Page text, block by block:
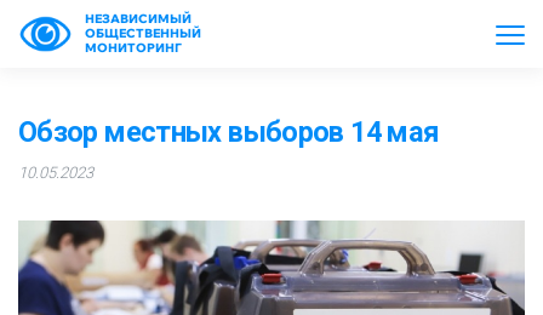
НЕЗАВИСИМЫЙ
ОБЩЕСТВЕННЫЙ
МОНИТОРИНГ
Обзор местных выборов 14 мая
10.05.2023